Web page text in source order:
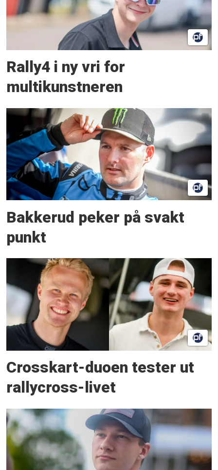
Rally4 i ny vri for
multikunstneren
Bakkerud peker på svakt
punkt
Crosskart-duoen tester ut
rallycross-livet